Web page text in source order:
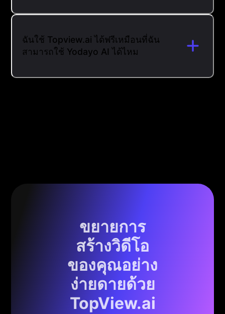
ฉันใช้ Topview.ai ได้ฟรีเหมือนที่ฉัน
สามารถใช้ Yodayo AI ได้ไหม
ขยายการ
สร้างวิดีโอ
ของคุณอย่าง
ง่ายดายด้วย
TopView.ai